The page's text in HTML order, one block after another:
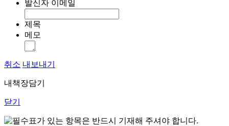
발신자 이메일
제목
메모
취소 내보내기
내책장담기
닫기
표가 있는 항목은 반드시 기재해 주셔야 합니다.